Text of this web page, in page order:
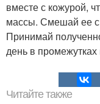
вместе с кожурой,
массы. Смешай ее
Принимай
день в
Читайте также